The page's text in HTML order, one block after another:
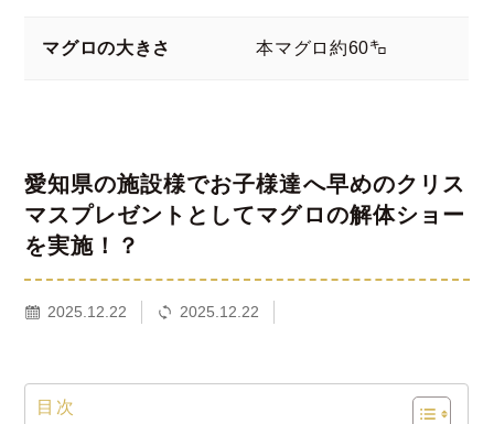
マグロの大きさ 本マグロ約60㌔
愛知県の施設様でお子様達へ早めのクリス
マスプレゼントとしてマグロの解体ショー
を実施！？
2025.12.22 2025.12.22
目次